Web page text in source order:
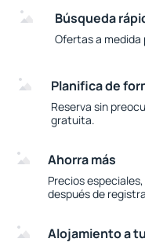
Búsqueda
Ofertas a
Planifica de
Reserva sin
gratuita.
Ahorra más
Precios
después de
Alojamiento a